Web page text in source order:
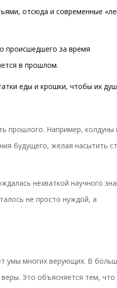
отсюда и современные
происшедшего за время
в прошлом.
еды и крошки, чтобы их
прошлого. Например, колдуны
будущего, желая насытить
нехваткой научного
не просто нуждой, а
умы многих верующих. В
Это объясняется тем,